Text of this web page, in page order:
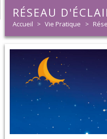
RÉSEAU
Accueil > Vie Pratique >